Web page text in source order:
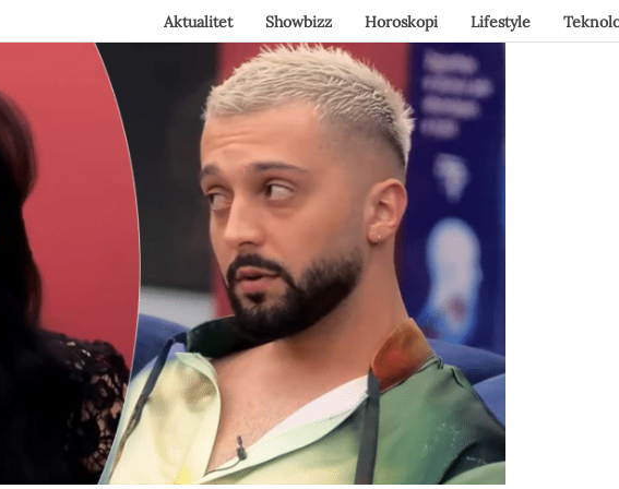
Aktualitet Showbizz Horoskopi Lifestyle